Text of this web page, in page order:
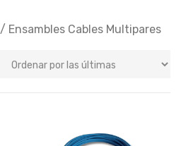
/ Ensambles Cables Multipares